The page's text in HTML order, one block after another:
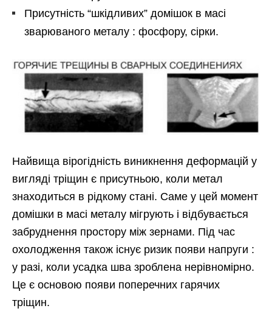
Присутність “шкідливих” домішок в масі
зварюваного металу : фосфору, сірки.
Найвища вірогідність виникнення деформацій у
вигляді тріщин є присутньою, коли метал
знаходиться в рідкому стані. Саме у цей момент
домішки в масі металу мігрують і відбувається
забруднення простору між зернами. Під час
охолодження також існує ризик появи напруги :
у разі, коли усадка шва зроблена нерівномірно.
Це є основою появи поперечних гарячих
тріщин.